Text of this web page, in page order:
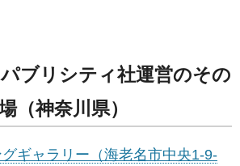
ブリシティ社運営のその
（神奈川県）
ギャラリー（海老名市中央1-9-